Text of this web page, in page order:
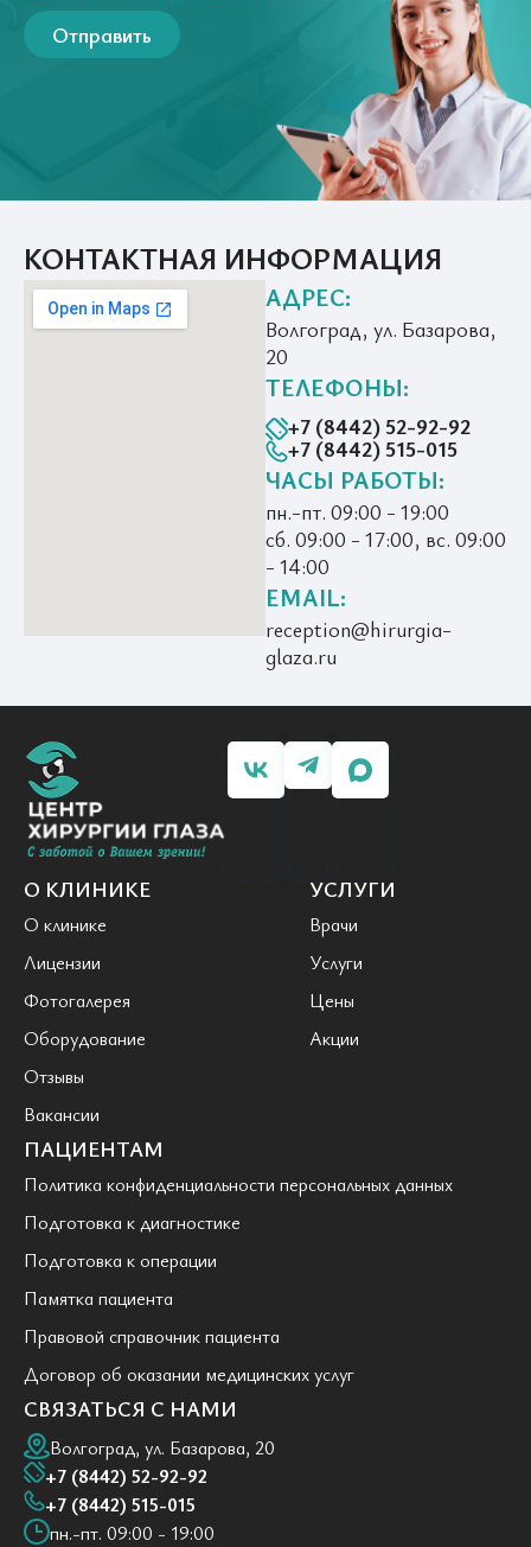
Отправить
КОНТАКТНАЯ ИНФОРМАЦИЯ
АДРЕС:
Волгоград, ул. Базарова,
20
ТЕЛЕФОНЫ:
+7 (8442) 52-92-92
+7 (8442) 515-015
ЧАСЫ РАБОТЫ:
пн.-пт. 09:00 - 19:00
сб. 09:00 - 17:00, вс. 09:00
- 14:00
EMAIL:
reception@hirurgia-
glaza.ru
О КЛИНИКЕ
О клинике
Лицензии
Фотогалерея
Оборудование
Отзывы
Вакансии
УСЛУГИ
Врачи
Услуги
Цены
Акции
ПАЦИЕНТАМ
Политика конфиденциальности персональных данных
Подготовка к диагностике
Подготовка к операции
Памятка пациента
Правовой справочник пациента
Договор об оказании медицинских услуг
СВЯЗАТЬСЯ С НАМИ
Волгоград, ул. Базарова, 20
+7 (8442) 52-92-92
+7 (8442) 515-015
пн.-пт. 09:00 - 19:00